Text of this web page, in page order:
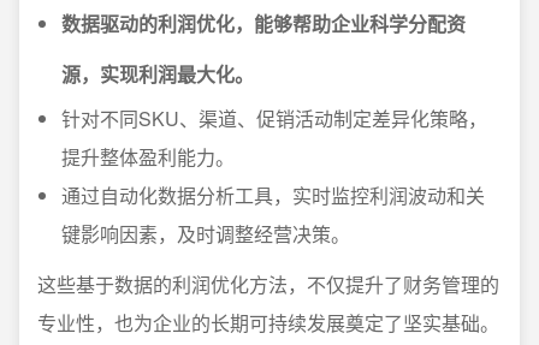
数据驱动的利润优化，能够帮助企业科学分配资
源，实现利润最大化。
针对不同SKU、渠道、促销活动制定差异化策略，
提升整体盈利能力。
通过自动化数据分析工具，实时监控利润波动和关
键影响因素，及时调整经营决策。
这些基于数据的利润优化方法，不仅提升了财务管理的
专业性，也为企业的长期可持续发展奠定了坚实基础。